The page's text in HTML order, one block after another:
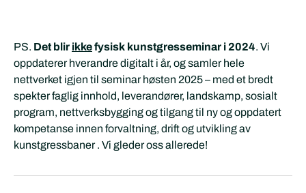
PS. Det blir ikkefysisk kunstgresseminar i 2024. Vi
oppdaterer hverandre digitalt i år, og samler hele
nettverket igjen til seminar høsten 2025 – med et bredt
spekter faglig innhold, leverandører, landskamp, sosialt
program, nettverksbygging og tilgang til ny og oppdatert
kompetanse innen forvaltning, drift og utvikling av
kunstgressbaner . Vi gleder oss allerede!